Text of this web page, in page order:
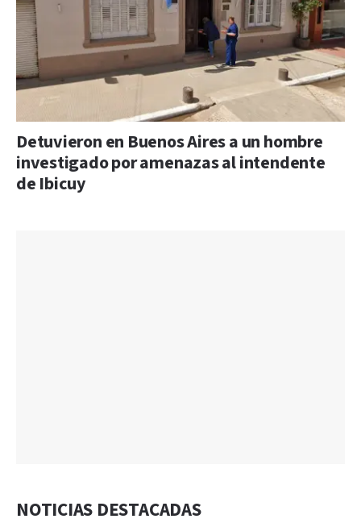
Detuvieron en Buenos Aires a un hombre
investigado por amenazas al intendente
de Ibicuy
NOTICIAS DESTACADAS